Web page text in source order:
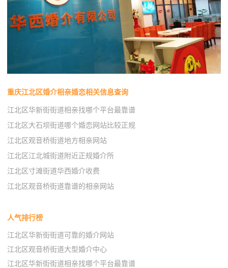
重庆江北区婚介相亲婚恋相关信息查询
江北区华新街街道相亲找哪个平台最靠谱
江北区大石坝街道哪个婚恋网站比较正规
江北区观音桥街道地方相亲网站
江北区江北城街道附近正规婚介所
江北区寸滩街道华西婚介收费
江北区观音桥街道靠谱的相亲网站
人气排行榜
江北区华新街街道可靠的婚介网站
江北区观音桥街道大型婚介中心
江北区华新街街道相亲找哪个平台最靠谱